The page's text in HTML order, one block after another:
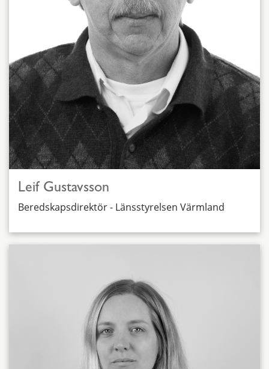
Leif Gustavsson
Beredskapsdirektör - Länsstyrelsen Värmland